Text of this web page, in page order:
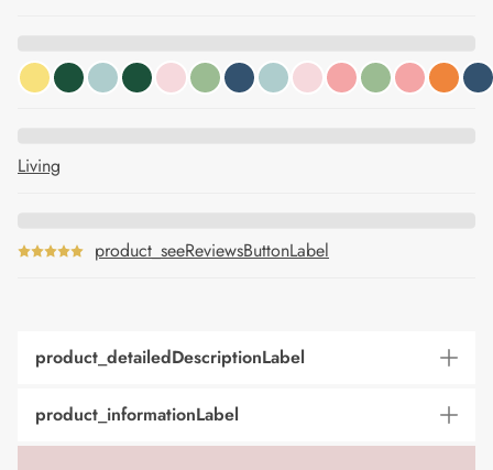
Living
product_seeReviewsButtonLabel
product_detailedDescriptionLabel
product_informationLabel